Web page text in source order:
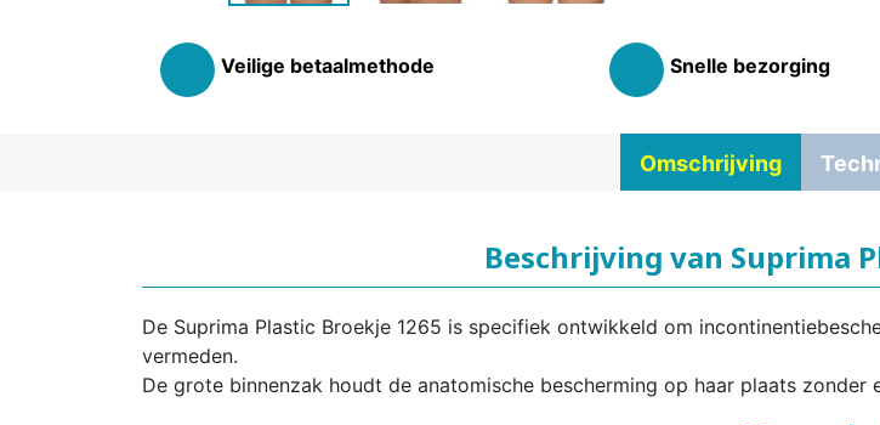
Veilige betaalmethode Snelle bezorging
Omschrijving
Beschrijving van Suprima
De Suprima Plastic Broekje 1265 is specifiek ontwikkeld om
vermeden.
De grote binnenzak houdt de anatomische bescherming op haar plaats